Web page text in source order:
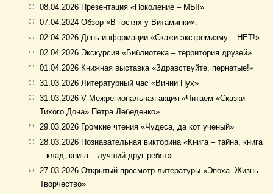
08.04.2026 Презентация «Поколение – МЫ!»
07.04.2024 Обзор «В гостях у Витаминки».
02.04.2026 День информации «Скажи экстремизму – НЕТ!»
02.04.2026 Экскурсия «Библиотека – территория друзей»
01.04.2026 Книжная выставка «Здравствуйте, пернатые!»
31.03.2026 Литературный час «Винни Пух»
31.03.2026 V Межрегиональная акция «Читаем «Сказки
Тихого Дона» Петра Лебеденко»
29.03.2026 Громкие чтения «Чудеса, да кот ученый»
28.03.2026 Познавательная викторина «Книга – тайна, книга
– клад, книга – лучший друг ребят»
27.03.2026 Открытый просмотр литературы «Эпоха. Жизнь.
Творчество»